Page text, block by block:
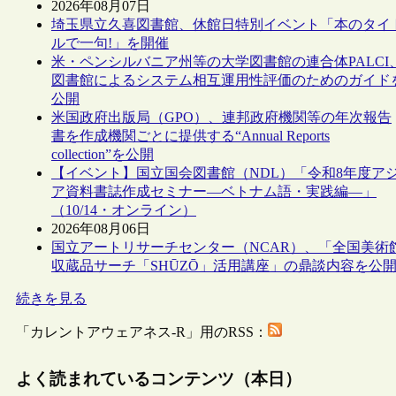
2026年08月07日
埼玉県立久喜図書館、休館日特別イベント「本のタイ
ルで一句!」を開催
米・ペンシルバニア州等の大学図書館の連合体PALCI、
図書館によるシステム相互運用性評価のためのガイド
公開
米国政府出版局（GPO）、連邦政府機関等の年次報告
書を作成機関ごとに提供する“Annual Reports
collection”を公開
【イベント】国立国会図書館（NDL）「令和8年度ア
ア資料書誌作成セミナー―ベトナム語・実践編―」
（10/14・オンライン）
2026年08月06日
国立アートリサーチセンター（NCAR）、「全国美術
収蔵品サーチ「SHŪZŌ」活用講座」の鼎談内容を公開
続きを見る
「カレントアウェアネス-R」用のRSS：
よく読まれているコンテンツ（本日）